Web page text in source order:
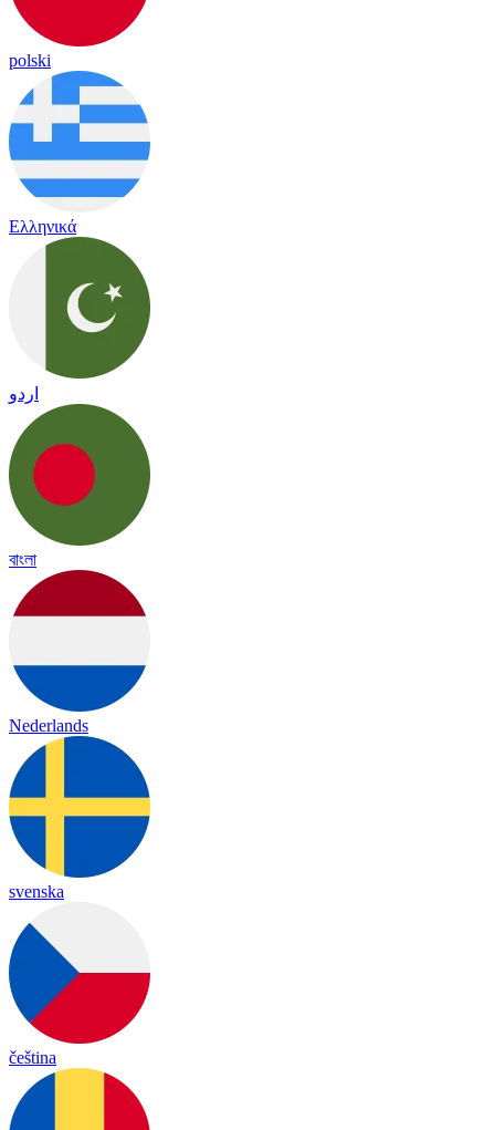
polski
Ελληνικά
اردو
বাংলা
Nederlands
svenska
čeština